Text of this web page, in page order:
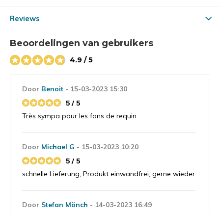
Reviews
Beoordelingen van gebruikers
4.9 / 5
Door Benoit - 15-03-2023 15:30
5 / 5
Très sympa pour les fans de requin
Door Michael G - 15-03-2023 10:20
5 / 5
schnelle Lieferung, Produkt einwandfrei, gerne wieder
Door Stefan Mönch - 14-03-2023 16:49